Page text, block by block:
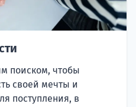
поиском, чтобы
своей мечты и
поступления, в